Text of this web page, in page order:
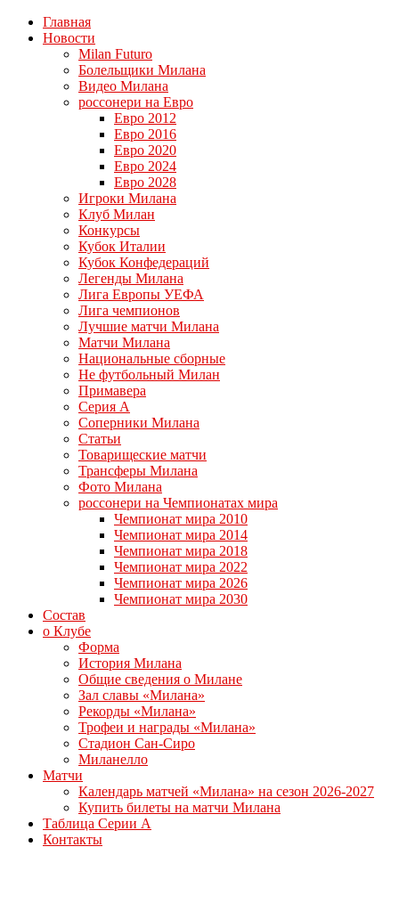
Главная
Новости
Milan Futuro
Болельщики Милана
Видео Милана
россонери на Евро
Евро 2012
Евро 2016
Евро 2020
Евро 2024
Евро 2028
Игроки Милана
Клуб Милан
Конкурсы
Кубок Италии
Кубок Конфедераций
Легенды Милана
Лига Европы УЕФА
Лига чемпионов
Лучшие матчи Милана
Матчи Милана
Национальные сборные
Не футбольный Милан
Примавера
Серия А
Соперники Милана
Статьи
Товарищеские матчи
Трансферы Милана
Фото Милана
россонери на Чемпионатах мира
Чемпионат мира 2010
Чемпионат мира 2014
Чемпионат мира 2018
Чемпионат мира 2022
Чемпионат мира 2026
Чемпионат мира 2030
Состав
о Клубе
Форма
История Милана
Общие сведения о Милане
Зал славы «Милана»
Рекорды «Милана»
Трофеи и награды «Милана»
Стадион Сан-Сиро
Миланелло
Матчи
Календарь матчей «Милана» на сезон 2026-2027
Купить билеты на матчи Милана
Таблица Серии А
Контакты